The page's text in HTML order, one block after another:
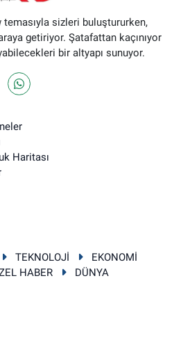
sizleri buluştururken,
getiriyor. Şatafattan kaçınıyor
bir altyapı sunuyor.
Haritası
TEKNOLOJİ
EKONOMİ
HABER
DÜNYA